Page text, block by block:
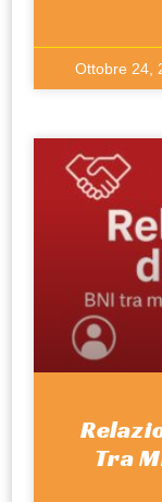
Ottobre 24,
Tra